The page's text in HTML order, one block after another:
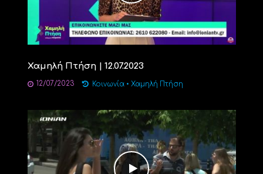
Χαμηλή Πτήση | 12.07.2023
12/07/2023 Κοινωνία • Χαμηλή Πτήση